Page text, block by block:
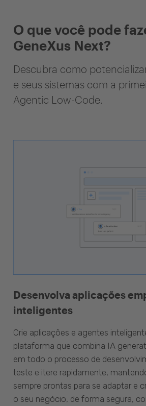
O que você pode
GeneXus Next?
Descubra como
e seus sistemas com a
Agentic Low-Code.
Desenvolva aplicações
inteligentes
Crie aplicações e agentes
plataforma que combina IA
em todo o processo de
teste e itere rapidamente,
sempre prontas para se adaptar e
o seu negócio, de forma segura,